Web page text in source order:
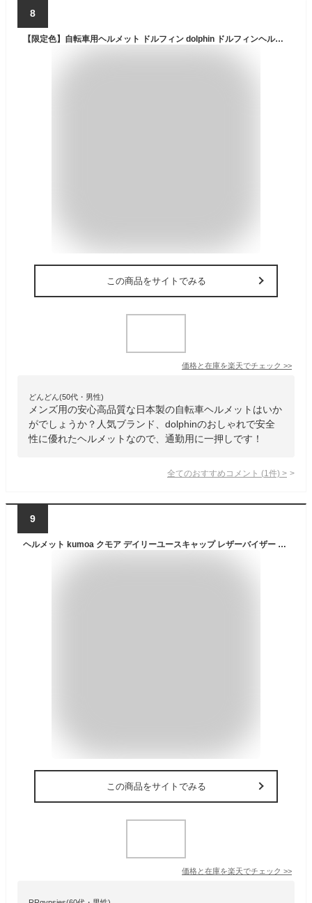
8
【限定色】自転車用ヘルメット ドルフィン dolphin ドルフィンヘルメット 54-58cm 56-60cm 中学生 高校生 子供用 大人用 おしゃれ SGマーク サイズ調整可能 蒸れない 日本製 シンプル サイクリング 女の子 男の子 通学 クミカ工業 ギフト KG005SM KG005ML【ポイント2倍】
この商品をサイトでみる
価格と在庫を楽天でチェック >>
どんどん(50代・男性)
メンズ用の安心高品質な日本製の自転車ヘルメットはいか
がでしょうか？人気ブランド、dolphinのおしゃれで安全
性に優れたヘルメットなので、通勤用に一押しです！
全てのおすすめコメント (1 件) >
9
ヘルメット kumoa クモア デイリーユースキャップ レザーバイザー 自転車用 レディース メンズ 大人用 CEマーク おしゃれ つば付き 帽子型 キャップ型 日本製 シンプル かわいい 艶消し サイズ調整 アジャスター付き あご紐付き 通勤 通学 ギフト KS004A-L【ポイント10倍】
この商品をサイトでみる
価格と在庫を楽天でチェック >>